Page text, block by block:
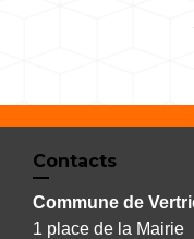
Contacts
Commune de
1 place de la Mairie